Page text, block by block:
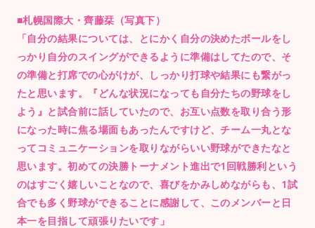
■札幌国際大・齊藤栞（写真下）
「自分の結果については、とにかく自分の決めたボールをし
っかり自分のスイングができるように準備はしてたので、そ
の準備と打席での心がけが、しっかり打球や結果にも繋がっ
たと思います。『どんな状況になっても自分たちの野球をし
よう』と試合前に話していたので、お互い点数を取り合う形
になった時に焦る場面もあったんですけど、チーム一丸とな
ってコミュニケーションを取りながらいい野球ができたなと
思います。初めての決勝トーナメント進出で1回戦勝利という
のはすごく嬉しいことなので、喜びをかみしめながらも、1試
合でも多く野球ができることに感謝して、このメンバーと日
本一を目指して頑張りたいです」